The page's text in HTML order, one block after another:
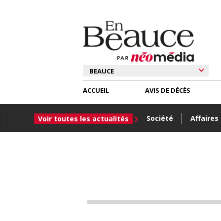
ACCUEIL
Voir toutes les actualités Société Affaires
AVIS DE DÉCÈS